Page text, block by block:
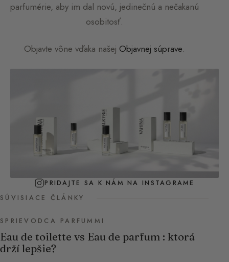
parfumérie, aby im dal novú, jedinečnú a nečakanú
osobitosť.
Objavte vône vďaka našej Objavnej súprave.
PRIDAJTE SA K NÁM NA INSTAGRAME
SÚVISIACE ČLÁNKY
SPRIEVODCA PARFUMMI
Eau de toilette vs Eau de parfum : ktorá
drží lepšie?